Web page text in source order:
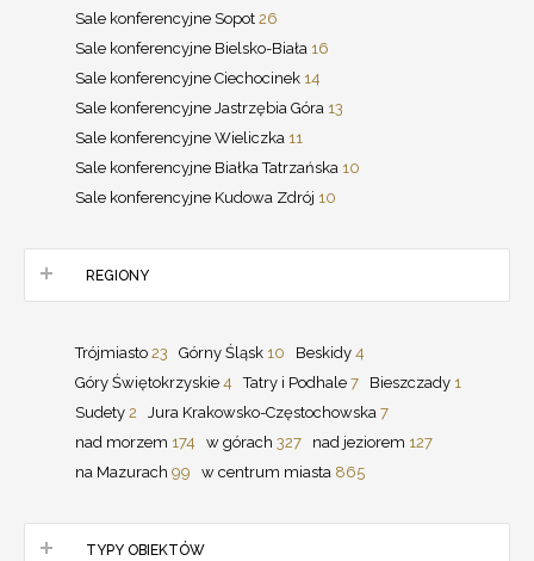
Sale konferencyjne Sopot 26
Sale konferencyjne Bielsko-Biała 16
Sale konferencyjne Ciechocinek 14
Sale konferencyjne Jastrzębia Góra 13
Sale konferencyjne Wieliczka 11
Sale konferencyjne Białka Tatrzańska 10
Sale konferencyjne Kudowa Zdrój 10
REGIONY
Trójmiasto 23 Górny Śląsk 10 Beskidy 4
Góry Świętokrzyskie 4 Tatry i Podhale 7 Bieszczady 1
Sudety 2 Jura Krakowsko-Częstochowska 7
nad morzem 174 w górach 327 nad jeziorem 127
na Mazurach 99 w centrum miasta 865
TYPY OBIEKTÓW